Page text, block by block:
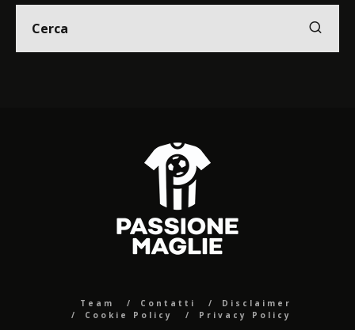
Team Contatti
Disclaimer
Cookie Policy
Privacy Policy